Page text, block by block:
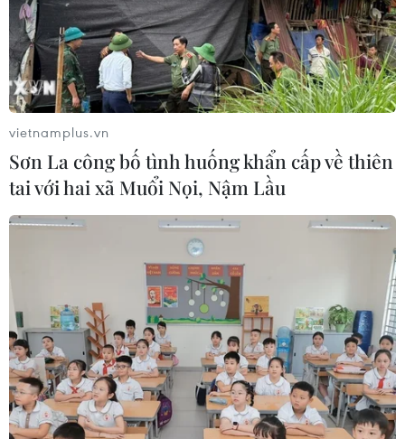
Thi Lịch sử tốt nghiệp
THPT: Tại sao chuyên
gia khuyên làm câu
Đúng/Sai trước?
Chiến thuật "60 - 30"
môn Toán thi tốt nghiệp
THPT 2026: Cách sĩ tử
bứt phá lấy điểm tối đa
vietnamplus.vn
Sơn La công bố tình huống khẩn cấp về thiên
tai với hai xã Muổi Nọi, Nậm Lầu